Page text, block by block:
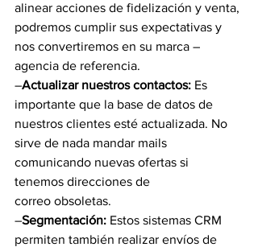
alinear acciones de fidelización y venta,
podremos cumplir sus expectativas y
nos convertiremos en su marca –
agencia de referencia.
–Actualizar nuestros contactos: Es
importante que la base de datos de
nuestros clientes esté actualizada. No
sirve de nada mandar mails
comunicando nuevas ofertas si
tenemos direcciones de
correo obsoletas.
–Segmentación: Estos sistemas CRM
permiten también realizar envíos de